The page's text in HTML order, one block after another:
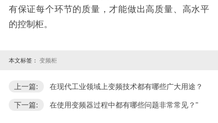
有保证每个环节的质量，才能做出高质量、高水平
的控制柜。
本文标签： 变频柜
上一篇: 在现代工业领域上变频技术都有哪些广大用途？
下一篇: 在使用变频器过程中都有哪些问题非常常见？"